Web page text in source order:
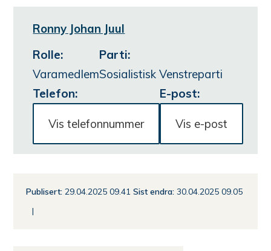
Ronny Johan Juul
Rolle:
Varamedlem
Parti:
Sosialistisk Venstreparti
Telefon:
Vis telefonnummer
E-post:
Vis e-post
Publisert 29.04.2025 09.41 Sist endra 30.04.2025 09.05